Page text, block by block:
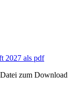
zum Download